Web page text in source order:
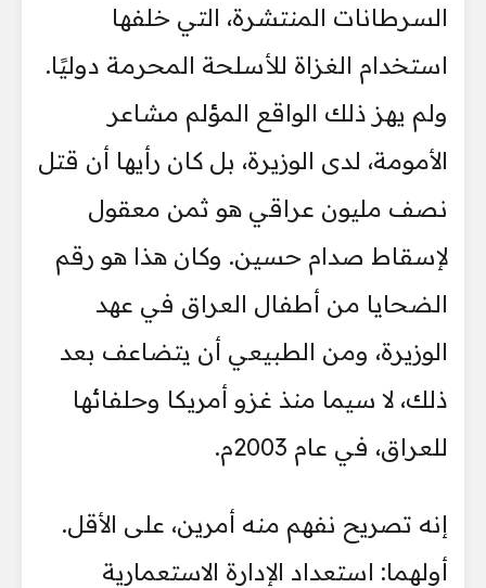
السرطانات المنتشرة، التي خلفها
استخدام الغزاة للأسلحة المحرمة دوليًا.
ولم يهز ذلك الواقع المؤلم مشاعر
الأمومة، لدى الوزيرة، بل كان رأيها أن قتل
نصف مليون عراقي هو ثمن معقول
لإسقاط صدام حسين. وكان هذا هو رقم
الضحايا من أطفال العراق في عهد
الوزيرة، ومن الطبيعي أن يتضاعف بعد
ذلك، لا سيما منذ غزو أمريكا وحلفائها
للعراق، في عام 2003م.
إنه تصريح نفهم منه أمرين، على الأقل.
أولهما: استعداد الإدارة الاستعمارية